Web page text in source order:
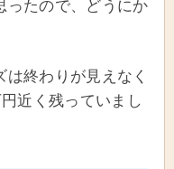
ったので、どうにか
終わりが見えなく
近く残っていまし